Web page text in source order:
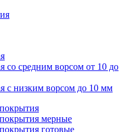
со средним ворсом от 10 до
с низким ворсом до 10 мм
мерные
готовые